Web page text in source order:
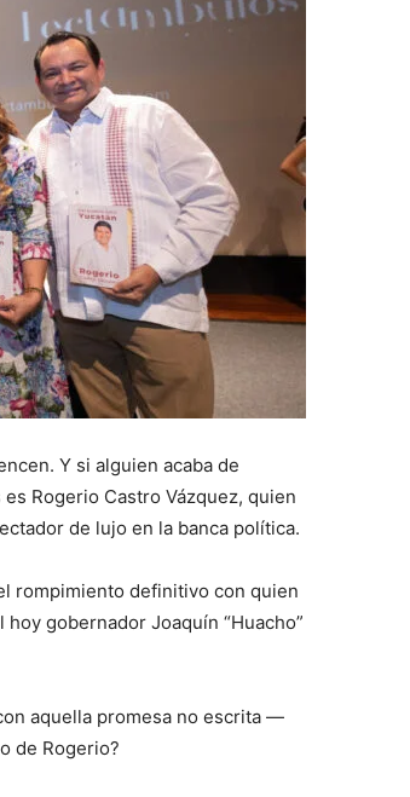
Y si alguien acaba de
Rogerio Castro Vázquez, quien
de lujo en la banca política.
rompimiento definitivo con quien
gobernador Joaquín “Huacho”
aquella promesa no escrita —
de Rogerio?